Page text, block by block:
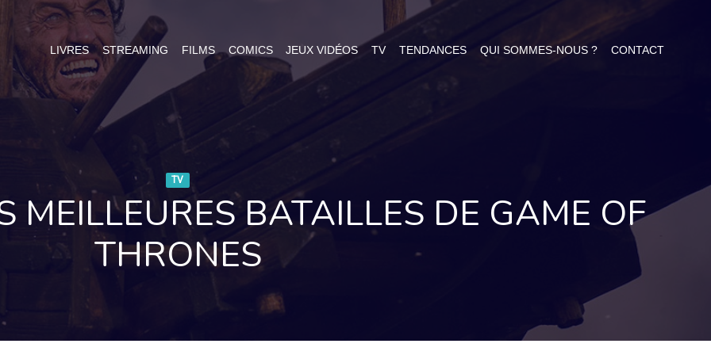
LIVRES STREAMING FILMS COMICS JEUX VIDÉOS TV TENDANCES QUI SOMMES-NOUS ? CONTACT
TV
MEILLEURES BATAILLES DE GAME OF
THRONES